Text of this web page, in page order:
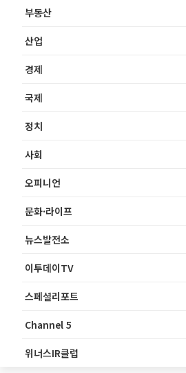
부동산
산업
경제
국제
정치
사회
오피니언
문화·라이프
뉴스발전소
이투데이TV
스페셜리포트
Channel 5
위너스IR클럽